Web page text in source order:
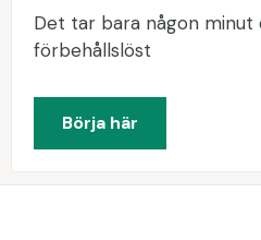
Det tar bara någon minut
förbehållslöst
Börja här